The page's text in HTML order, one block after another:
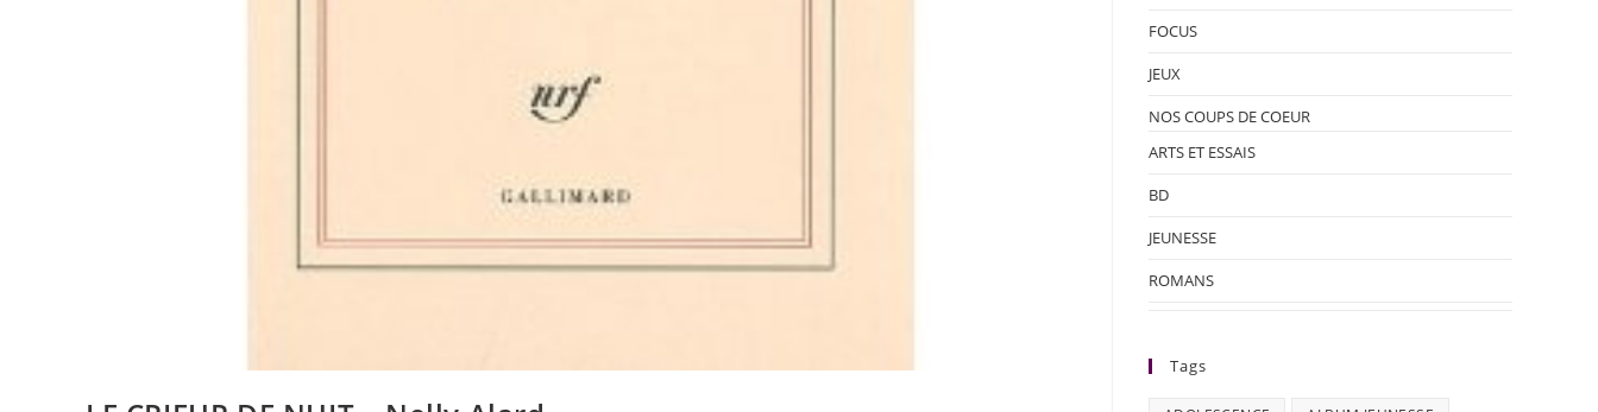
FOCUS
JEUX
NOS COUPS DE COEUR
ARTS ET ESSAIS
BD
JEUNESSE
ROMANS
Tags